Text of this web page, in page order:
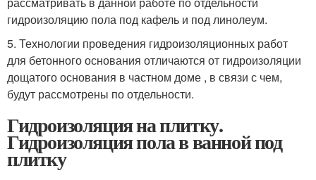
гидроизоляцию пола под кафель и под линолеум.
5. Технологии проведения гидроизоляционных работ
для бетонного основания отличаются от гидроизоляции
дощатого основания в частном доме , в связи с чем,
будут рассмотрены по отдельности.
Гидроизоляция на плитку.
Гидроизоляция пола в ванной под
плитку